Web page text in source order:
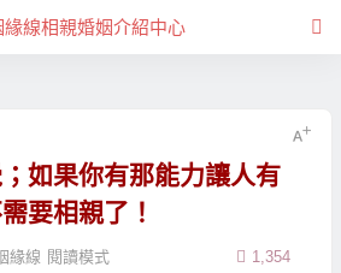
緣線相親婚姻介紹中心
如果你有那能力讓人有
要相親了！
緣線 1,354
閱讀模式